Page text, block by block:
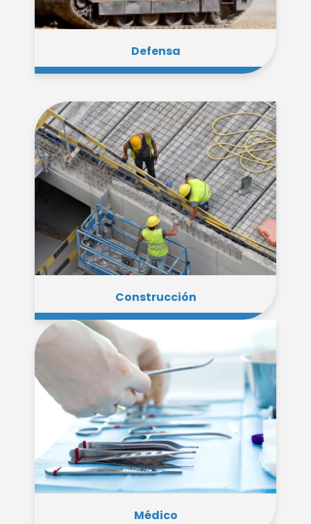
Defensa
Construcción
Médico